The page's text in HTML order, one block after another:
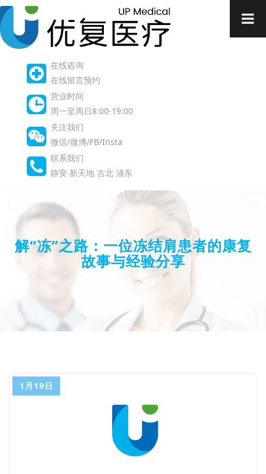
在线咨询
在线留言预约
营业时间
周一至周日8:00-19:00
关注我们
微信/微博/FB/Insta
联系我们
静安 新天地 古北 浦东
解“冻”之路：一位冻结肩患者的康复
故事与经验分享
1月19日